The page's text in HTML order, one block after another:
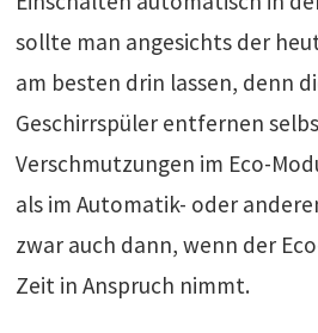
sollte man angesichts der
am besten drin lassen, denn
Geschirrspüler entfernen
Verschmutzungen im Eco-
als im Automatik- oder
zwar auch dann, wenn der
Zeit in Anspruch nimmt.